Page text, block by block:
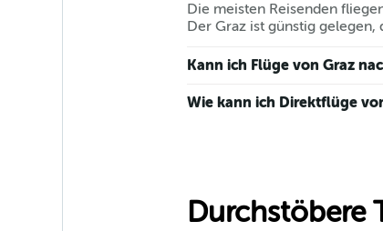
Die meisten Reisenden
Der Graz ist günstig
Kann ich Flüge von Graz
Wie kann ich Direktflüge
Durchstöbere